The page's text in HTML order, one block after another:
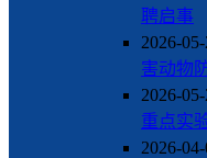
聘启事
2026-
害动物
2026-
重点实
2026-